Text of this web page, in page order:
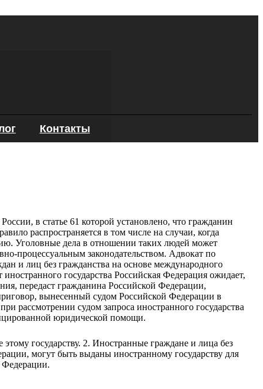
Контакты
в статье 61 которой установлено, что гражданин
распространяется в том числе на случаи, когда
Уголовные дела в отношении таких людей может
процессуальным законодательством. Адвокат по
и лиц без гражданства на основе международного
государства Российская Федерация ожидает,
передаст гражданина Российской Федерации,
вынесенный судом Российской Федерации в
рассмотрении судом запроса иностранного государства
юридической помощи.
государству. 2. Иностранные граждане и лица без
могут быть выданы иностранному государству для
Федерации.